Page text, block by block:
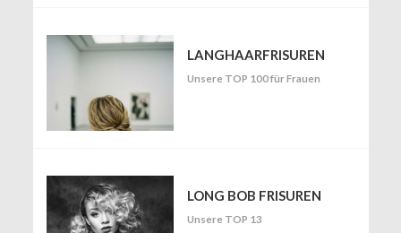
LANGHAARFRISUREN
Unsere TOP 100 für Frauen
LONG BOB FRISUREN
Unsere TOP 13